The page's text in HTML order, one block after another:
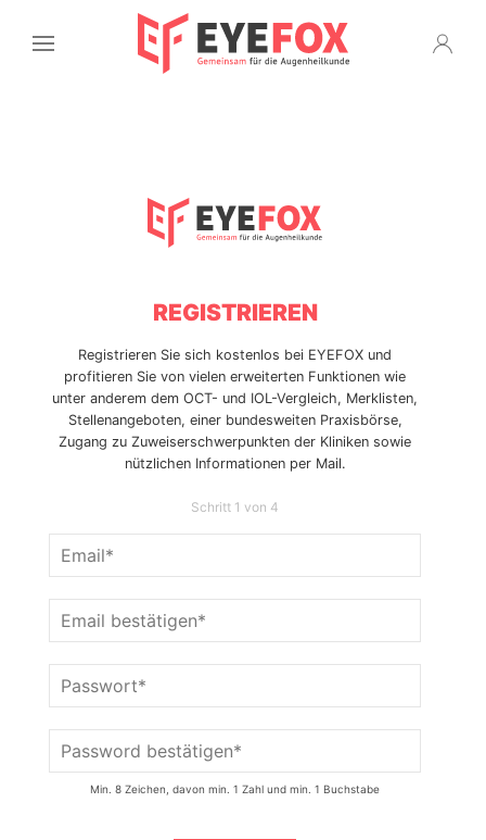
REGISTRIEREN
Registrieren Sie sich kostenlos bei EYEFOX und
profitieren Sie von vielen erweiterten Funktionen wie
unter anderem dem OCT- und IOL-Vergleich, Merklisten,
Stellen­angeboten, einer bundes­weiten Praxisbörse,
Zugang zu Zuweiser­schwer­punkten der Kliniken sowie
nützlichen Informationen per Mail.
Schritt 1 von 4
Min. 8 Zeichen, davon min. 1 Zahl und min. 1 Buchstabe